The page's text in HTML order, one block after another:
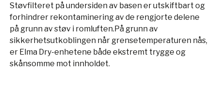
Støvfilteret på undersiden av basen er utskiftbart og
forhindrer rekontaminering av de rengjorte delene
på grunn av støv i romluften.På grunn av
sikkerhetsutkoblingen når grensetemperaturen nås,
er Elma Dry-enhetene både ekstremt trygge og
skånsomme mot innholdet.